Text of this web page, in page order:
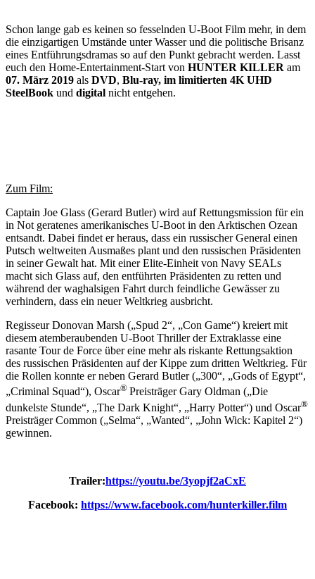
Schon lange gab es keinen so fesselnden U-Boot Film mehr, in dem
die einzigartigen Umstände unter Wasser und die politische Brisanz
eines Entführungsdramas so auf den Punkt gebracht werden. Lasst
euch den Home-Entertainment-Start von HUNTER KILLER am
07. März 2019 als DVD, Blu-ray, im limitierten 4K UHD
SteelBook und digital nicht entgehen.
Zum Film:
Captain Joe Glass (Gerard Butler) wird auf Rettungsmission für ein
in Not geratenes amerikanisches U-Boot in den Arktischen Ozean
entsandt. Dabei findet er heraus, dass ein russischer General einen
Putsch weltweiten Ausmaßes plant und den russischen Präsidenten
in seiner Gewalt hat. Mit einer Elite-Einheit von Navy SEALs
macht sich Glass auf, den entführten Präsidenten zu retten und
während der waghalsigen Fahrt durch feindliche Gewässer zu
verhindern, dass ein neuer Weltkrieg ausbricht.
Regisseur Donovan Marsh („Spud 2“, „Con Game“) kreiert mit
diesem atemberaubenden U-Boot Thriller der Extraklasse eine
rasante Tour de Force über eine mehr als riskante Rettungsaktion
des russischen Präsidenten auf der Kippe zum dritten Weltkrieg. Für
die Rollen konnte er neben Gerard Butler („300“, „Gods of Egypt“,
„Criminal Squad“), Oscar® Preisträger Gary Oldman („Die
dunkelste Stunde“, „The Dark Knight“, „Harry Potter“) und Oscar®
Preisträger Common („Selma“, „Wanted“, „John Wick: Kapitel 2“)
gewinnen.
Trailer:https://youtu.be/3yopjf2aCxE
Facebook: https://www.facebook.com/hunterkiller.film